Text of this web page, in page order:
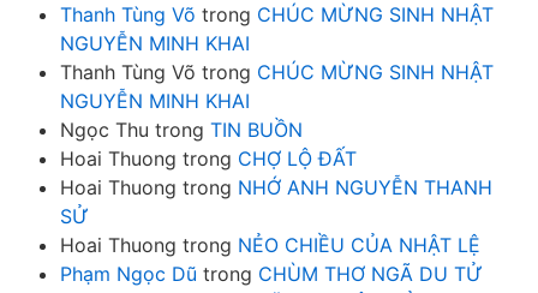
Thanh Tùng Võ trong CHÚC MỪNG SINH NHẬT
NGUYỄN MINH KHAI
Thanh Tùng Võ trong CHÚC MỪNG SINH NHẬT
NGUYỄN MINH KHAI
Ngọc Thu trong TIN BUỒN
Hoai Thuong trong CHỢ LỘ ĐẤT
Hoai Thuong trong NHỚ ANH NGUYỄN THANH
SỬ
Hoai Thuong trong NẺO CHIỀU CỦA NHẬT LỆ
Phạm Ngọc Dũ trong CHÙM THƠ NGÃ DU TỬ